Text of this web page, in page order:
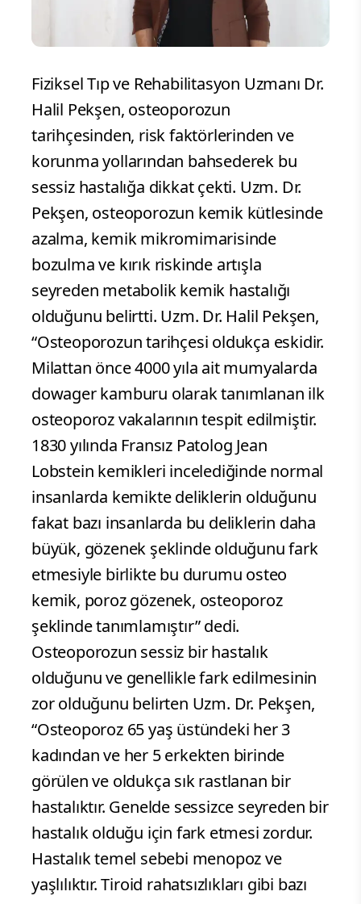
Fiziksel Tıp ve Rehabilitasyon Uzmanı Dr.
Halil Pekşen, osteoporozun
tarihçesinden, risk faktörlerinden ve
korunma yollarından bahsederek bu
sessiz hastalığa dikkat çekti. Uzm. Dr.
Pekşen, osteoporozun kemik kütlesinde
azalma, kemik mikromimarisinde
bozulma ve kırık riskinde artışla
seyreden metabolik kemik hastalığı
olduğunu belirtti. Uzm. Dr. Halil Pekşen,
“Osteoporozun tarihçesi oldukça eskidir.
Milattan önce 4000 yıla ait mumyalarda
dowager kamburu olarak tanımlanan ilk
osteoporoz vakalarının tespit edilmiştir.
1830 yılında Fransız Patolog Jean
Lobstein kemikleri incelediğinde normal
insanlarda kemikte deliklerin olduğunu
fakat bazı insanlarda bu deliklerin daha
büyük, gözenek şeklinde olduğunu fark
etmesiyle birlikte bu durumu osteo
kemik, poroz gözenek, osteoporoz
şeklinde tanımlamıştır” dedi.
Osteoporozun sessiz bir hastalık
olduğunu ve genellikle fark edilmesinin
zor olduğunu belirten Uzm. Dr. Pekşen,
“Osteoporoz 65 yaş üstündeki her 3
kadından ve her 5 erkekten birinde
görülen ve oldukça sık rastlanan bir
hastalıktır. Genelde sessizce seyreden bir
hastalık olduğu için fark etmesi zordur.
Hastalık temel sebebi menopoz ve
yaşlılıktır. Tiroid rahatsızlıkları gibi bazı